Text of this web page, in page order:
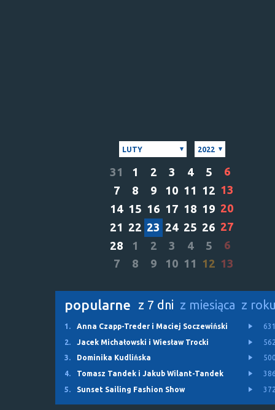
LUTY 2022
31 1 2 3 4 5
6
7
8 9 10 11 12 13
14 15 16 17 18 19 20
21 22 23 24 25 26 27
28
1 2 3 4 5
6
7
8 9 10 11 12 13
popularne z 7 dni z miesiąca z
1. Anna Czapp-Treder i Maciej Soczewiński
2.
Jacek Michałowski i Wiesław Trocki
3.
Dominika Kudlińska
4.
Tomasz Tandek i Jakub Wilant-Tandek
5.
Sunset Sailing Fashion Show